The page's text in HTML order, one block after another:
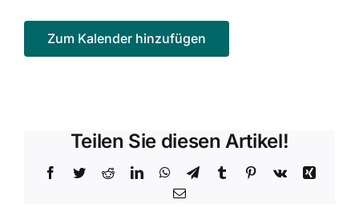
Zum Kalender hinzufügen
Teilen Sie diesen Artikel!
Facebook
TwitterRedditLinkedInWhatsApp
TelegramTumblrPinterest
Vk
Xing
E-